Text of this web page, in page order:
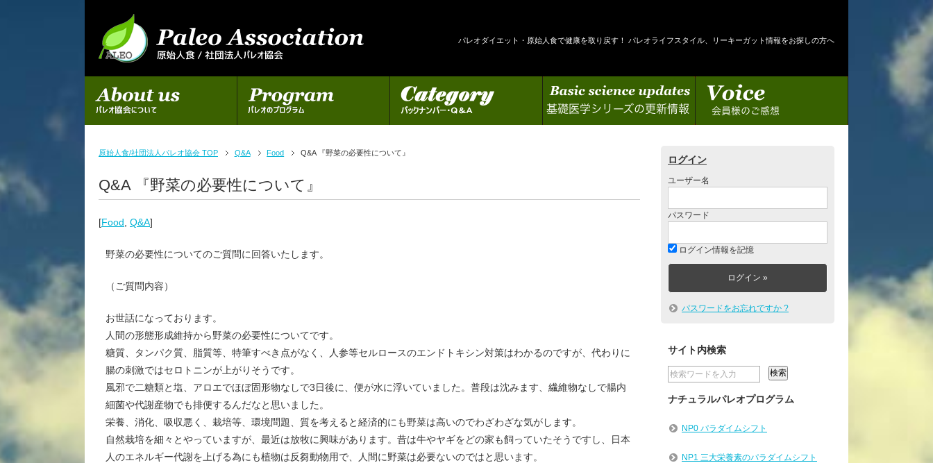
パレオダイエット・原始人食で健康を取り戻す！ パレオライフスタイル、リーキーガット情報をお探しの方へ
初めての方へ パレオのプログラム カテゴリー 基礎医学シリーズの更新情報 会員様のご感想
原始人食/社団法人パレオ協会 TOP Q&A Food Q&A 『野菜の必要性について』
Q&A 『野菜の必要性について』
[Food Q&A]
野菜の必要性についてのご質問に回答いたします。
（ご質問内容）
お世話になっております。
人間の形態形成維持から野菜の必要性についてです。
糖質、タンパク質、脂質等、特筆すべき点がなく、人参等セルロースのエンドトキシン対策はわかるのですが、代わりに
腸の刺激ではセロトニンが上がりそうです。
風邪で二糖類と塩、アロエでほぼ固形物なしで3日後に、便が水に浮いていました。普段は沈みます、繊維物なしで腸内
細菌や代謝産物でも排便するんだなと思いました。
栄養、消化、吸収悪く、栽培等、環境問題、質を考えると経済的にも野菜は高いのでわざわざな気がします。
自然栽培を細々とやっていますが、最近は放牧に興味があります。昔は牛やヤギをどの家も飼っていたそうですし、日本
人のエネルギー代謝を上げる為にも植物は反芻動物用で、人間に野菜は必要ないのではと思います。
ログイン
ユーザー名
パスワード
ログイン情報を記憶
パスワードをお忘れですか ?
サイト内検索
ナチュラルパレオプログラム
NP0 パラダイムシフト
NP1 三大栄養素のパラダイムシフト